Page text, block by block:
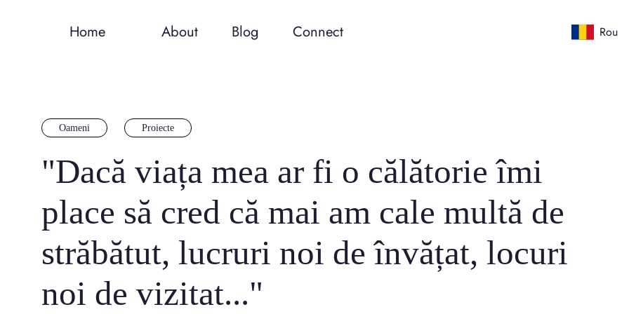
Home About Blog Connect Rou
Oameni Proiecte
"Dacă viața mea ar fi o călătorie îmi
place să cred că mai am cale multă de
străbătut, lucruri noi de învățat, locuri
noi de vizitat..."